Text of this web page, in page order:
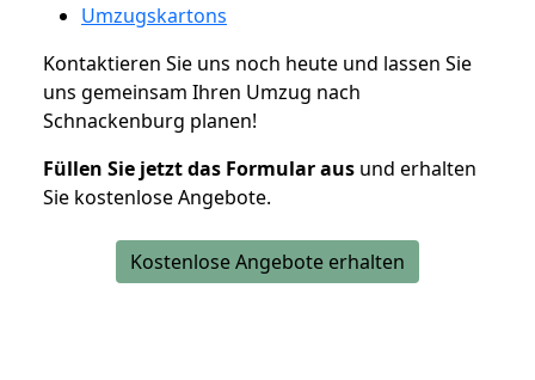
Umzugskartons
Kontaktieren Sie uns noch heute und lassen Sie
uns gemeinsam Ihren Umzug nach
Schnackenburg planen!
Füllen Sie jetzt das Formular aus und erhalten
Sie kostenlose Angebote.
Kostenlose Angebote erhalten